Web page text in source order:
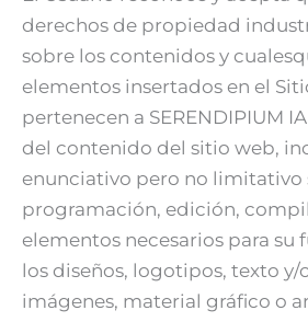
derechos de propiedad
sobre los contenidos y
elementos insertados en el
pertenecen a SERENDIPIUM
del contenido del sitio web,
enunciativo pero no limitativo
programación, edición,
elementos necesarios para su
los diseños, logotipos, texto y/
imágenes, material gráfico o